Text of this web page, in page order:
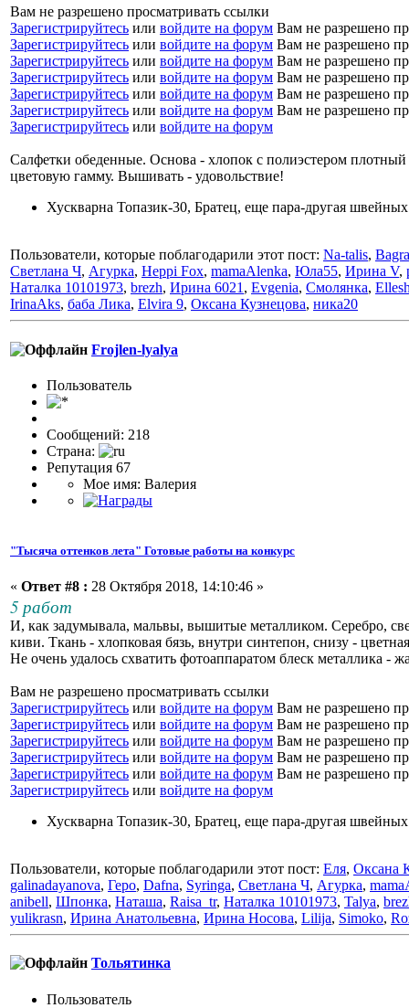
Вам не разрешено просматривать ссылки
Зарегистрируйтесь или войдите на форум Вам не разрешено
Зарегистрируйтесь или войдите на форум Вам не разрешено
Зарегистрируйтесь или войдите на форум Вам не разрешено
Зарегистрируйтесь или войдите на форум Вам не разрешено
Зарегистрируйтесь или войдите на форум Вам не разрешено
Зарегистрируйтесь или войдите на форум Вам не разрешено
Зарегистрируйтесь или войдите на форум
Салфетки обеденные. Основа - хлопок с полиэстером
цветовую гамму. Вышивать - удовольствие!
Хускварна Топазик-30, Братец, еще пара-другая
Пользователи, которые поблагодарили этот пост: Na-talis,
Светлана Ч, Агурка, Heppi Fox, mamaAlenka, Юла55, Ирина V,
Наталка 10101973, brezh, Ирина 6021 , Evgenia, Смолянка,
IrinaAks, баба Лика, Elvira 9, Оксана Кузнецова, ника20
Frojlen-lyalya
Пользовaтeль
Сообщений: 218
Страна:
Репутация 67
Мое имя: Валерия
"Тысяча оттенков лета" Готовые работы на конкурс
« Ответ #8 : 28 Октября 2018, 14:10:46 »
5 работ
И, как задумывала, мальвы, вышитые металликом. Серебро,
киви. Ткань - хлопковая бязь, внутри синтепон, снизу -
Не очень удалось схватить фотоаппаратом блеск металлика
Вам не разрешено просматривать ссылки
Зарегистрируйтесь или войдите на форум Вам не разрешено
Зарегистрируйтесь или войдите на форум Вам не разрешено
Зарегистрируйтесь или войдите на форум Вам не разрешено
Зарегистрируйтесь или войдите на форум Вам не разрешено
Зарегистрируйтесь или войдите на форум Вам не разрешено
Зарегистрируйтесь или войдите на форум
Хускварна Топазик-30, Братец, еще пара-другая
Пользователи, которые поблагодарили этот пост: Еля, Оксана
galinadayanova, Геро, Dafna, Syringa, Светлана Ч, Агурка,
anibell, Шпонка, Наташа, Raisa_tr, Наталка 10101973, Talya,
yulikrasn, Ирина Анатольевна, Ирина Носова, Lilija, Simoko,
Тольятинка
Пользовaтeль